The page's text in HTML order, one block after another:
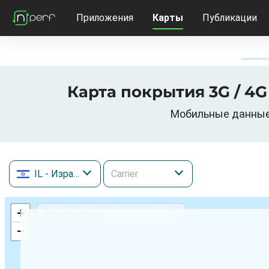
Приложения Карты Публикации
IL - Израиль
+
−